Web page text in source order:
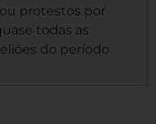
protestos por
todas as
do período